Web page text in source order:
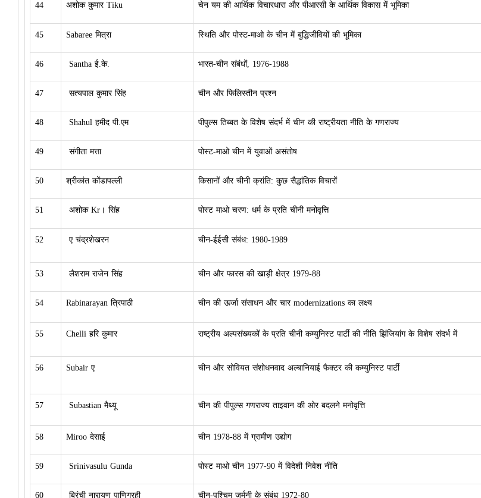
44 अशोक कुमार Tiku चेन यम की आर्थिक विचारधारा और पीआरसी के आर्थिक विकास में भूमिका
45 Sabaree मित्रा स्थिति और पोस्ट-माओ के चीन में बुद्धिजीवियों की भूमिका
46 Santha ई.के. भारत-चीन संबंधों, 1976-1988
47 सत्यपाल कुमार सिंह चीन और फिलिस्तीन प्रश्न
48 Shahul हमीद पी.एम पीपुल्स तिब्बत के विशेष संदर्भ में चीन की राष्ट्रीयता नीति के गणराज्य
49 संगीता मत्ता पोस्ट-माओ चीन में युवाओं असंतोष
50 श्रीकांत कोंडापल्ली किसानों और चीनी क्रांति: कुछ सैद्धांतिक विचारों
51 अशोक Kr। सिंह पोस्ट माओ चरण: धर्म के प्रति चीनी मनोवृत्ति
52 ए चंद्रशेखरन चीन-ईईसी संबंध: 1980-1989
53 लैशराम राजेन सिंह चीन और फारस की खाड़ी क्षेत्र 1979-88
54 Rabinarayan त्रिपाठी चीन की ऊर्जा संसाधन और चार modernizations का लक्ष्य
55 Chelli हरि कुमार राष्ट्रीय अल्पसंख्यकों के प्रति चीनी कम्युनिस्ट पार्टी की नीति झिंजियांग के विशेष संदर्भ में
56 Subair ए चीन और सोवियत संशोधनवाद अल्बानियाई फैक्टर की कम्युनिस्ट पार्टी
57 Subastian मैथ्यू चीन की पीपुल्स गणराज्य ताइवान की ओर बदलने मनोवृत्ति
58 Miroo देसाई चीन 1978-88 में ग्रामीण उद्योग
59 Srinivasulu Gunda पोस्ट माओ चीन 1977-90 में विदेशी निवेश नीति
60 बिरंची नारायण पाणिग्रही चीन-पश्चिम जर्मनी के संबंध 1972-80